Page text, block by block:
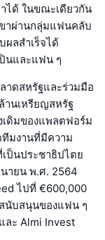
ได้ ในขณะเดียวกัน
าผ่านกลุ่มแฟนคลับ
ผลสำเร็จได้
นและแฟน ๆ
าดสหรัฐและร่วมมือ
านเหรียญสหรัฐ
เดิมของแพลตฟอร์ม
มงานที่มีความ
ป็นประชาธิปไตย
ายน พ.ศ. 2564
ไปที่ €600,000
นับสนุนของแฟน ๆ
ละ Almi Invest